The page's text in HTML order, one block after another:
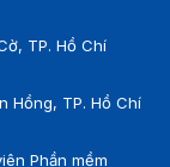
TP. Hồ Chí
Hồng, TP. Hồ Chí
Phần mềm